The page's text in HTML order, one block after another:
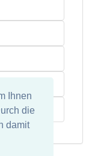
Ihnen
die
damit